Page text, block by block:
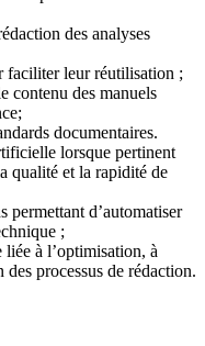
des analyses
faciliter leur réutilisation ;
contenu des manuels
documentaires.
lorsque pertinent
qualité et la rapidité de
permettant d’automatiser
;
liée à l’optimisation, à
processus de rédaction.